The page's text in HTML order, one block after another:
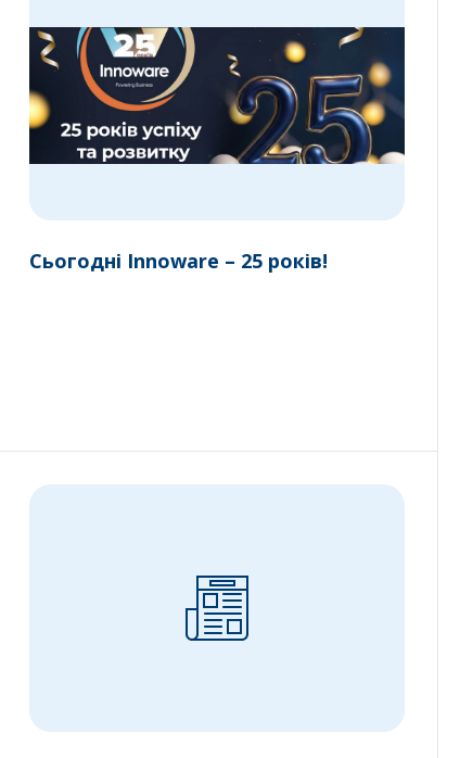
Сьогодні Innoware – 25 років!